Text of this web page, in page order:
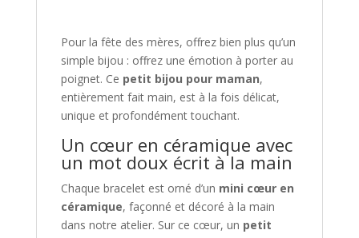
Pour la fête des mères, offrez bien plus qu’un
simple bijou : offrez une émotion à porter au
poignet. Ce petit bijou pour maman,
entièrement fait main, est à la fois délicat,
unique et profondément touchant.
Un cœur en céramique avec
un mot doux écrit à la main
Chaque bracelet est orné d’un mini cœur en
céramique, façonné et décoré à la main
dans notre atelier. Sur ce cœur, un petit